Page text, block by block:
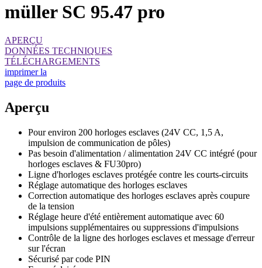
müller SC 95.47 pro
APERÇU
DONNÉES TECHNIQUES
TÉLÉCHARGEMENTS
imprimer la
page de produits
Aperçu
Pour environ 200 horloges esclaves (24V CC, 1,5 A,
impulsion de communication de pôles)
Pas besoin d'alimentation / alimentation 24V CC intégré (pour
horloges esclaves & FU30pro)
Ligne d'horloges esclaves protégée contre les courts-circuits
Réglage automatique des horloges esclaves
Correction automatique des horloges esclaves après coupure
de la tension
Réglage heure d'été entièrement automatique avec 60
impulsions supplémentaires ou suppressions d'impulsions
Contrôle de la ligne des horloges esclaves et message d'erreur
sur l'écran
Sécurisé par code PIN